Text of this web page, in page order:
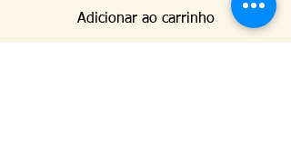
Adicionar ao carrinho